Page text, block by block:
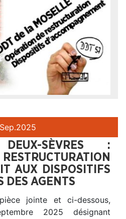
Sep.2025
SÈVRES :
AUX DISPOSITIFS
DES AGENTS
jointe et ci-dessous,
2025 désignant